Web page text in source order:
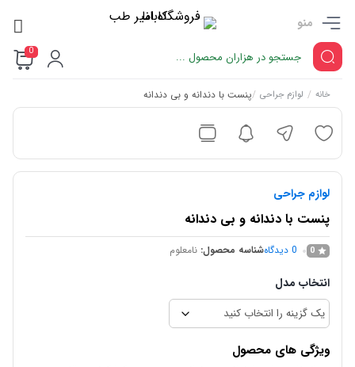
منو
0
خانه / لوازم جراحی /پنست با دندانه و بی دندانه
لوازم جراحی
پنست با دندانه و بی دندانه
0
0 دیدگاهشناسه محصول: نامعلوم
انتخاب مدل
ویژگی های محصول